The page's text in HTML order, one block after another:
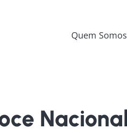
Quem Somos